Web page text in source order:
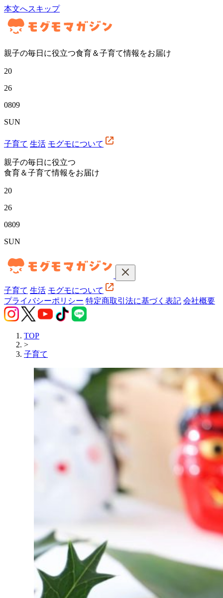
本文へスキップ
親子の毎日に役立つ食育＆子育て情報をお届け
20
26
0809
SUN
子育て 生活 モグモについて
親子の毎日に役立つ
食育＆子育て情報をお届け
20
26
0809
SUN
子育て 生活 モグモについて
プライバシーポリシー 特定商取引法に基づく表記 会社概要
TOP
>
子育て